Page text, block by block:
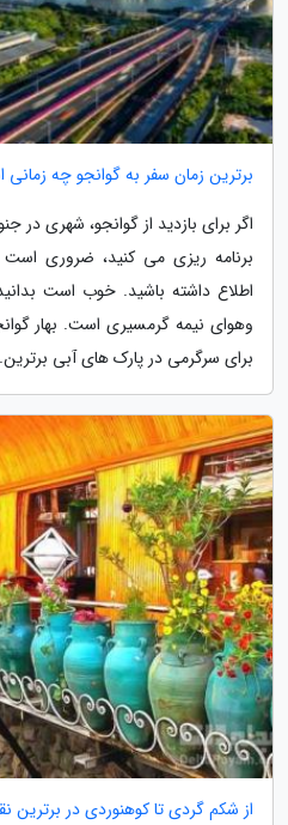
برترین زمان سفر به گوانجو چه
اگر برای بازدید از گوانجو، شهری
برنامه ریزی می کنید، ضروری است
اطلاع داشته باشید. خوب است
وهوای نیمه گرمسیری است. بهار
برای سرگرمی در پارک های آبی
از شکم گردی تا کوهنوردی در برترین